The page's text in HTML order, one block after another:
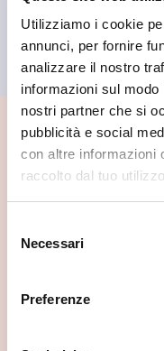
Utilizziamo i cookie
annunci, per fornire
analizzare il nostro
informazioni sul
nostri partner che si
pubblicità e social
con altre informazioni
raccolto dal tuo
delNecessari
Preferenze
📍 Cosa
Se vuoi scoprire di
spunti utili.